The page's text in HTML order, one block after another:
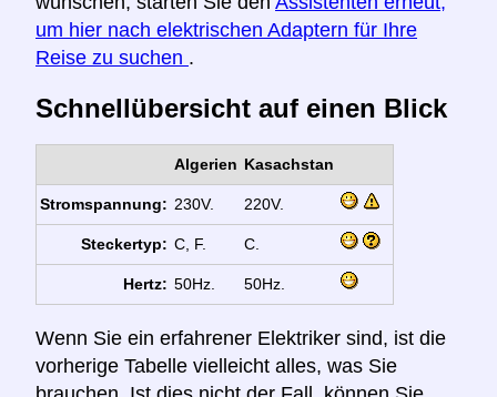
um hier nach elektrischen Adaptern für Ihre
Reise zu suchen .
Schnellübersicht auf einen Blick
Algerien Kasachstan
Stromspannung: 230V. 220V.
Steckertyp: C, F. C.
Hertz: 50Hz. 50Hz.
Wenn Sie ein erfahrener Elektriker sind, ist die
vorherige Tabelle vielleicht alles, was Sie